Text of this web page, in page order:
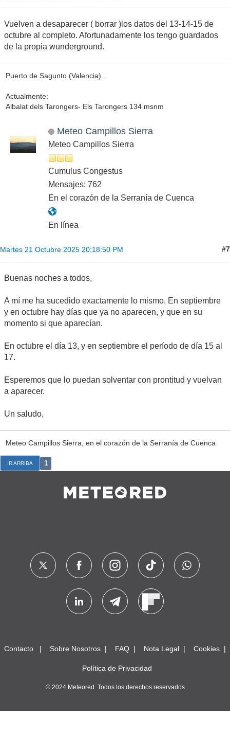
Vuelven a desaparecer ( borrar )los datos del 13-14-15 de
octubre al completo. Afortunadamente los tengo guardados
de la propia wunderground.
Puerto de Sagunto (Valencia)...
Actualmente:
Albalat dels Tarongers- Els Tarongers 134 msnm
Meteo Campillos Sierra
Meteo Campillos Sierra
Cumulus Congestus
Mensajes: 762
En el corazón de la Serranía de Cuenca
En línea
Martes 21 Octubre 2025 20:18:50 PM #7
Buenas noches a todos,
A mí me ha sucedido exactamente lo mismo. En septiembre
y en octubre hay días que ya no aparecen, y que en su
momento si que aparecían.
En octubre el día 13, y en septiembre el período de día 15 al
17.
Esperemos que lo puedan solventar con prontitud y vuelvan
a aparecer.
Un saludo,
Meteo Campillos Sierra, en el corazón de la Serranía de Cuenca
IR ARRIBA 1
Contacto Sobre Nosotros FAQ Nota Legal Cookies
Política de Privacidad
© 2024 Meteored. Todos los derechos reservados